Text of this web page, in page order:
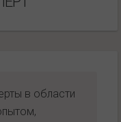
в области